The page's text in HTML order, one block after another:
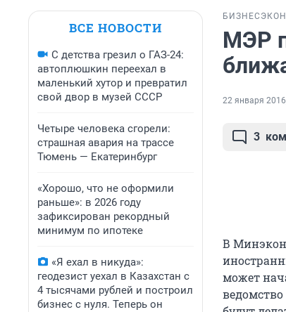
ВСЕ НОВОСТИ
С детства грезил о ГАЗ-24:
автоплюшкин переехал в
маленький хутор и превратил
свой двор в музей СССР
Четыре человека сгорели:
страшная авария на трассе
Тюмень — Екатеринбург
«Хорошо, что не оформили
раньше»: в 2026 году
зафиксирован рекордный
минимум по ипотеке
«Я ехал в никуда»:
геодезист уехал в Казахстан с
4 тысячами рублей и построил
бизнес с нуля. Теперь он
БИЗНЕС
МЭР
22 января
3
В
может
ведомство